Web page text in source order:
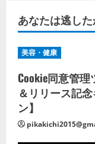
あなたは逃し
美容・健康
Cookie同意管理
＆リリース記
ン】